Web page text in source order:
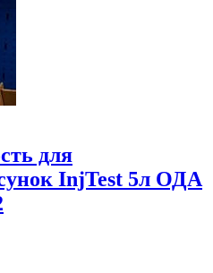
для
InjTest 5л ОДА